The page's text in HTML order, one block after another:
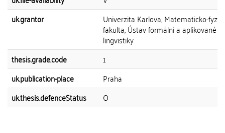
uk.grantor
Univerzita Karlova, Matematicko-
fakulta, Ústav formální a aplikované
lingvistiky
thesis.grade.code
1
uk.publication-place
Praha
uk.thesis.defenceStatus
O